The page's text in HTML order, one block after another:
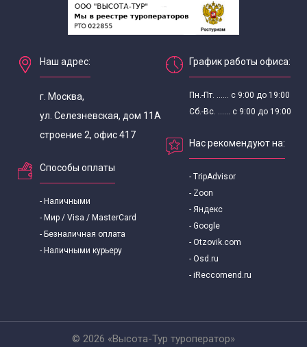
Наш адрес:
г. Москва,
ул. Селезневская, дом 11А
строение 2, офис 417
Способы оплаты
- Наличными
- Мир / Visa / MasterCard
- Безналичная оплата
- Наличными курьеру
График работы офиса:
Пн.-Пт. ...... с 9:00 до 19:00
Сб.-Вс. ...... с 9:00 до 19:00
Нас рекомендуют на:
- TripAdvisor
- Zoon
- Яндекс
- Google
- Otzovik.com
- Osd.ru
- iReccomend.ru
© 2026 «Высота-Тур туроператор»